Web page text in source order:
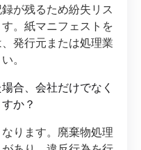
が残るため紛失リス
。紙マニフェストを
発行元または処理業
。
合、会社だけでなく
か？
ります。廃棄物処理